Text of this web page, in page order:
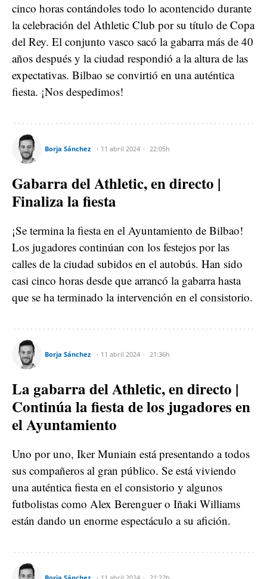
cinco horas contándoles todo lo acontencido durante
la celebración del Athletic Club por su título de Copa
del Rey. El conjunto vasco sacó la gabarra más de 40
años después y la ciudad respondió a la altura de las
expectativas. Bilbao se convirtió en una auténtica
fiesta. ¡Nos despedimos!
Borja Sánchez 11 abril 2024 22:05h
Gabarra del Athletic, en directo |
Finaliza la fiesta
¡Se termina la fiesta en el Ayuntamiento de Bilbao!
Los jugadores continúan con los festejos por las
calles de la ciudad subidos en el autobús. Han sido
casi cinco horas desde que arrancó la gabarra hasta
que se ha terminado la intervención en el consistorio.
Borja Sánchez 11 abril 2024 21:36h
La gabarra del Athletic, en directo |
Continúa la fiesta de los jugadores en
el Ayuntamiento
Uno por uno, Iker Muniain está presentando a todos
sus compañeros al gran público. Se está viviendo
una auténtica fiesta en el consistorio y algunos
futbolistas como Alex Berenguer o Iñaki Williams
están dando un enorme espectáculo a su afición.